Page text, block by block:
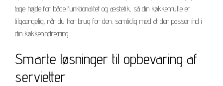
tage højde for både funktionalitet og æstetik, så din køkkenrulle er
tilgængelig, når du har brug for den, samtidig med at den passer ind i
din køkkenindretning.
Smarte løsninger til opbevaring af
servietter